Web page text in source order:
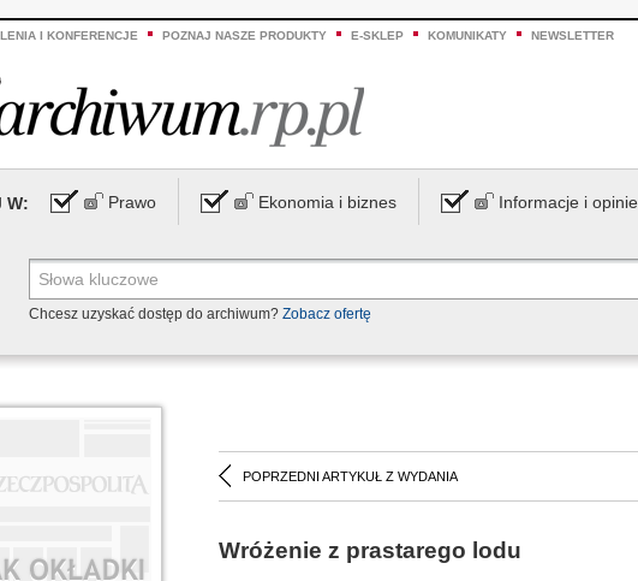
I KONFERENCJE POZNAJ NASZE PRODUKTY E-SKLEP KOMUNIKATY NEWSLETTER
W: Prawo Ekonomia i biznes Informacje i opinie
Chcesz uzyskać dostęp do archiwum? Zobacz ofertę
POPRZEDNI ARTYKUŁ Z WYDANIA
Wróżenie z prastarego lodu